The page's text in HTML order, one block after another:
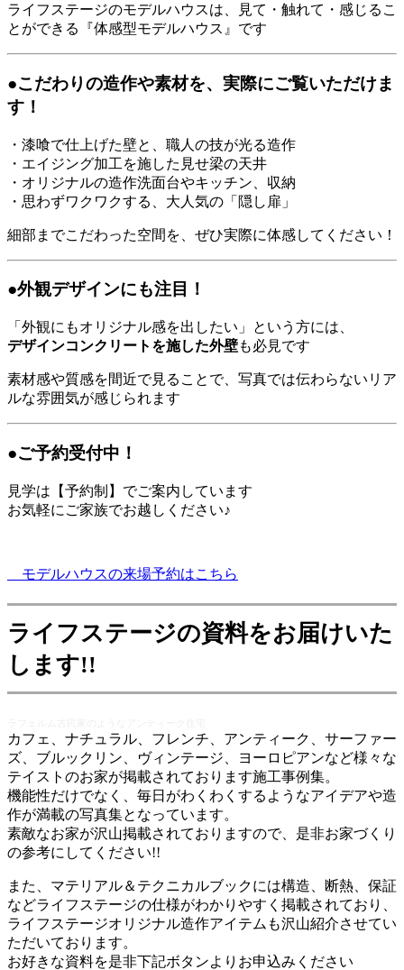
ライフステージのモデルハウスは、見て・触れて・感じるこ
とができる『体感型モデルハウス』です
●こだわりの造作や素材を、実際にご覧いただけま
す！
・漆喰で仕上げた壁と、職人の技が光る造作
・エイジング加工を施した見せ梁の天井
・オリジナルの造作洗面台やキッチン、収納
・思わずワクワクする、大人気の「隠し扉」
細部までこだわった空間を、ぜひ実際に体感してください！
●外観デザインにも注目！
「外観にもオリジナル感を出したい」という方には、
デザインコンクリートを施した外壁も必見です
素材感や質感を間近で見ることで、写真では伝わらないリア
ルな雰囲気が感じられます
●ご予約受付中！
見学は【予約制】でご案内しています
お気軽にご家族でお越しください♪
モデルハウスの来場予約はこちら
ライフステージの資料をお届けいた
します!!
カフェ、ナチュラル、フレンチ、アンティーク、サーファー
ズ、ブルックリン、ヴィンテージ、ヨーロピアンなど様々な
テイストのお家が掲載されております施工事例集。
機能性だけでなく、毎日がわくわくするようなアイデアや造
作が満載の写真集となっています。
素敵なお家が沢山掲載されておりますので、是非お家づくり
の参考にしてください!!
また、マテリアル＆テクニカルブックには構造、断熱、保証
などライフステージの仕様がわかりやすく掲載されており、
ライフステージオリジナル造作アイテムも沢山紹介させてい
ただいております。
お好きな資料を是非下記ボタンよりお申込みください